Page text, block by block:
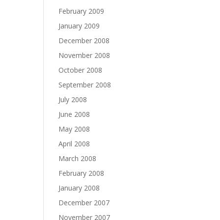
February 2009
January 2009
December 2008
November 2008
October 2008
September 2008
July 2008
June 2008
May 2008
April 2008
March 2008
February 2008
January 2008
December 2007
November 2007